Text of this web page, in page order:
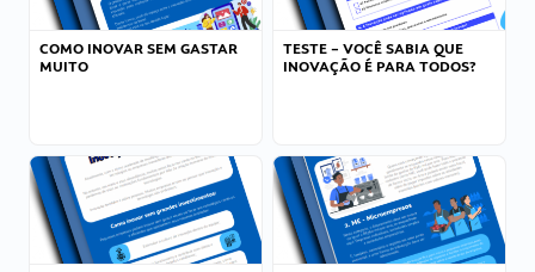
COMO INOVAR SEM GASTAR
MUITO
TESTE – VOCÊ SABIA QUE
INOVAÇÃO É PARA TODOS?